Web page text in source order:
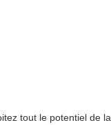
tout le potentiel de la